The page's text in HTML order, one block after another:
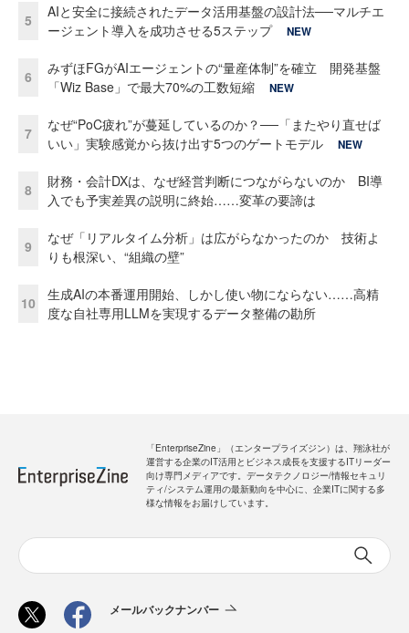
5
AIと安全に接続されたデータ活用基盤の設計法──マルチエ
ージェント導入を成功させる5ステップ
NEW
6
みずほFGがAIエージェントの“量産体制”を確立 開発基盤
「Wiz Base」で最大70%の工数短縮
NEW
7
なぜ“PoC疲れ”が蔓延しているのか？──「またやり直せば
いい」実験感覚から抜け出す5つのゲートモデル
NEW
8
財務・会計DXは、なぜ経営判断につながらないのか BI導
入でも予実差異の説明に終始……変革の要諦は
9
なぜ「リアルタイム分析」は広がらなかったのか 技術よ
りも根深い、“組織の壁”
10
生成AIの本番運用開始、しかし使い物にならない……高精
度な自社専用LLMを実現するデータ整備の勘所
「EnterpriseZine」（エンタープライズジン）は、翔泳社が
運営する企業のIT活用とビジネス成長を支援するITリーダー
向け専門メディアです。データテクノロジー/情報セキュリ
ティ/システム運用の最新動向を中心に、企業ITに関する多
様な情報をお届けしています。
メールバックナンバー